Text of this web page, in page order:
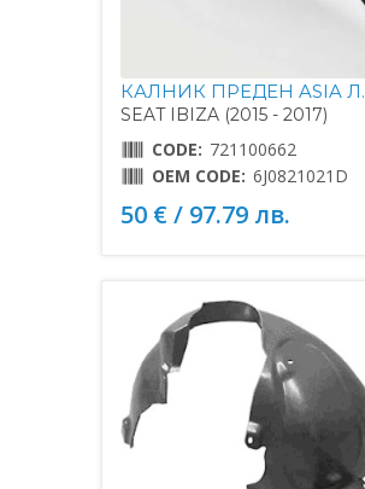
КАЛНИК ПРЕДЕН ASIA Л.
SEAT IBIZA (2015 - 2017)
CODE: 721100662
OEM CODE: 6J0821021D
50 € / 97.79 лв.